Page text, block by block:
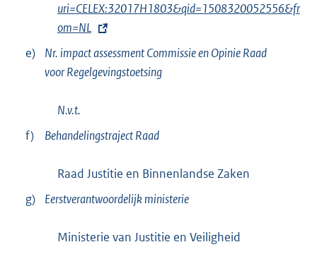
e
l
n
k
x
t
e
e
i
k
:
uri=CELEX:32017H1803&qid=1508320052556&fr
om=NL
e)
Nr. impact assessment Commissie en Opinie Raad
voor Regelgevingstoetsing
N.v.t.
f)
Behandelingstraject Raad
Raad Justitie en Binnenlandse Zaken
g)
Eerstverantwoordelijk ministerie
Ministerie van Justitie en Veiligheid